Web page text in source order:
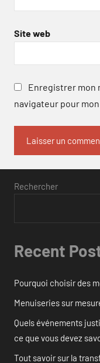
Site web
Enregistrer mon
navigateur pour
Rechercher
Recent
Pourquoi choisir des
Menuiseries sur
Quels événements
ce que vous devez
Tout savoir sur la